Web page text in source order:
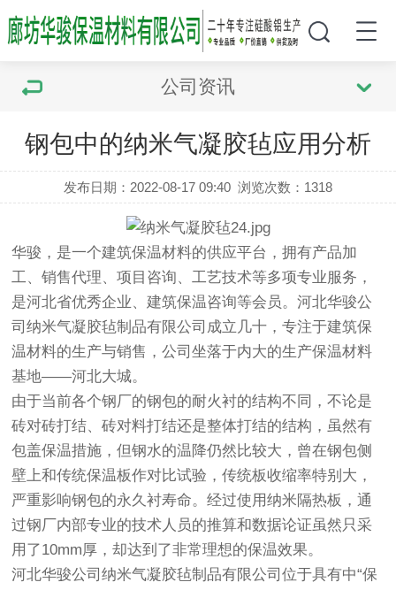
公司资讯
钢包中的纳米气凝胶毡应用分析
发布日期：2022-08-17 09:40 浏览次数： 1318
华骏，是一个建筑保温材料的供应平台，拥有产品加
工、销售代理、项目咨询、工艺技术等多项专业服务，
是河北省优秀企业、建筑保温咨询等会员。河北华骏公
司纳米气凝胶毡制品有限公司成立几十，专注于建筑保
温材料的生产与销售，公司坐落于内大的生产保温材料
基地——河北大城。
由于当前各个钢厂的钢包的耐火衬的结构不同，不论是
砖对砖打结、砖对料打结还是整体打结的结构，虽然有
包盖保温措施，但钢水的温降仍然比较大，曾在钢包侧
壁上和传统保温板作对比试验，传统板收缩率特别大，
严重影响钢包的永久衬寿命。经过使用纳米隔热板，通
过钢厂内部专业的技术人员的推算和数据论证虽然只采
用了10mm厚，却达到了非常理想的保温效果。
河北华骏公司纳米气凝胶毡制品有限公司位于具有中“保